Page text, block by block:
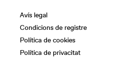
Avís legal
Condicions de registre
Política de cookies
Política de privacitat